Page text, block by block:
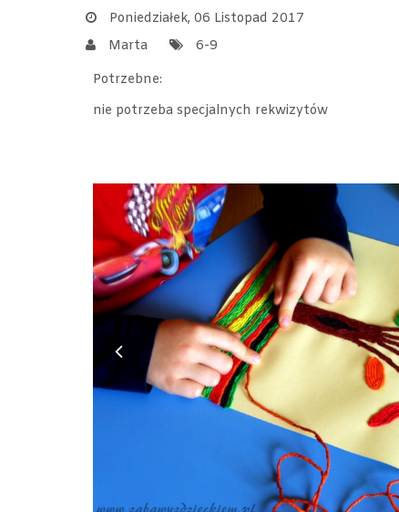
Poniedziałek, 06 Listopad 2017
Marta
6-9
Potrzebne:
nie potrzeba specjalnych rekwizytów
Previous